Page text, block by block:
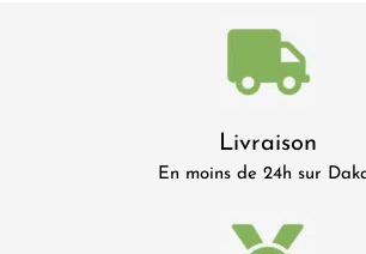
Livraison
En moins de 24h sur